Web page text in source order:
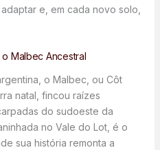
e, em cada novo solo,
Malbec Ancestral
o Malbec, ou Côt
natal, fincou raízes
do sudoeste da
no Vale do Lot, é o
sua história remonta a